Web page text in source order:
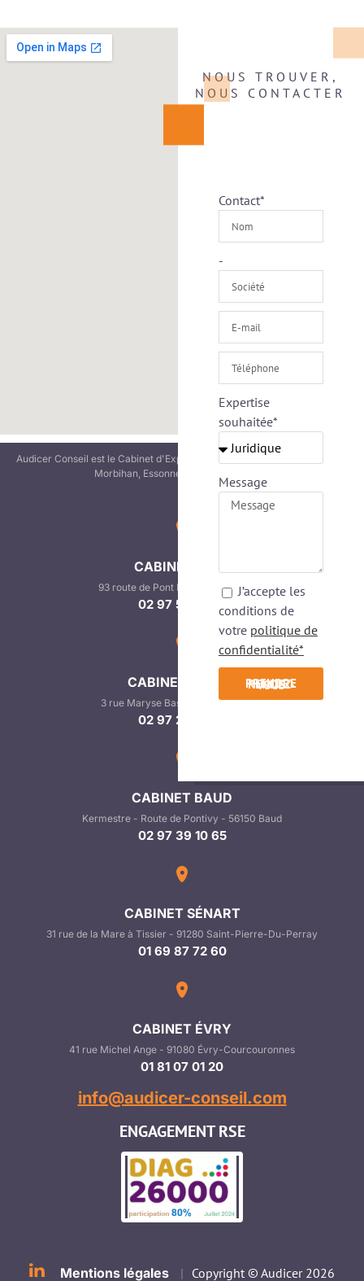
NOUS TROUVER,
NOUS CONTACTER
Contact*
-
Expertise
souhaitée*
Message
J’accepte les
conditions de
votre politique de
confidentialité*
PRENDRE RENDEZ-VOUS
Audicer Conseil est le Cabinet d'Expertise-comptable des Entreprises en
Morbihan, Essonne et Seine-et-Marne
CABINET BELZ
93 route de Pont Lorois - 56550 Belz
02 97 55 25 37
CABINET AURAY
3 rue Maryse Bastié - 56400 Auray
02 97 29 19 29
CABINET BAUD
Kermestre - Route de Pontivy - 56150 Baud
02 97 39 10 65
CABINET SÉNART
31 rue de la Mare à Tissier - 91280 Saint-Pierre-Du-Perray
01 69 87 72 60
CABINET ÉVRY
41 rue Michel Ange - 91080 Évry-Courcouronnes
01 81 07 01 20
info@audicer-conseil.com
ENGAGEMENT RSE
Mentions légales | Copyright © Audicer 2026